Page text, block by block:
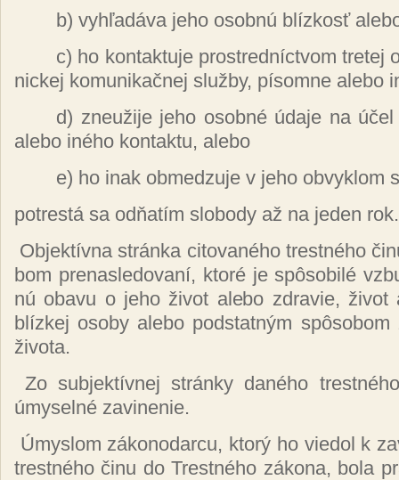
b) vy­hľa­dá­va je­ho osob­nú blíz­kosť
c) ho kon­tak­tu­je pros­tred­níc­tvom tre­tej
nic­kej ko­mu­ni­kač­nej služ­by, pí­som­ne ale­bo
d) zneu­ži­je je­ho osob­né úda­je na
ale­bo iné­ho kon­tak­tu, ale­bo
e) ho inak ob­me­dzu­je v je­ho ob­vyk­lom
pot­res­tá sa od­ňa­tím slo­bo­dy až na je­den rok.
Ob­jek­tív­na strán­ka ci­to­va­né­ho tres­tné­ho
bom pre­nas­le­do­va­ní, kto­ré je spô­so­bi­lé
nú oba­vu o je­ho ži­vot ale­bo zdra­vie, ži­vot
blíz­kej oso­by ale­bo pod­stat­ným
ži­vo­ta.
Zo sub­jek­tív­nej strán­ky da­né­ho
úmy­sel­né za­vi­ne­nie.
Úmys­lom zá­ko­no­dar­cu, kto­rý ho vie­dol k
tres­tné­ho či­nu do Tres­tné­ho zá­ko­na, bo­la